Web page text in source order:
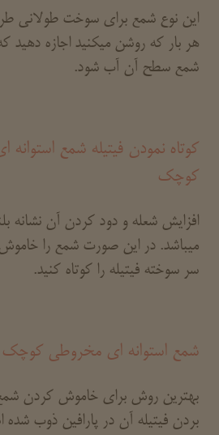
این نوع شمع برای سوخت طولانی
هر بار که روشن میکنید اجازه دهید
شمع سطح آن آب شود.
کوتاه نمودن فیتیله شمع
کوچک
افزایش شعله و دود کردن آن نشانه
میباشد. در این صورت شمع را
سر سوخته فیتیله را کوتاه کنید.
شمع استوانه ای مخروطی کوچک
بهترین روش برای خاموش کردن
بردن فیتیله آن در پارافین ذوب شده